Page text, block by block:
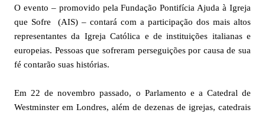
O evento – promovido pela Fundação Pontifícia Ajuda à Igreja
que Sofre (AIS) – contará com a participação dos mais altos
representantes da Igreja Católica e de instituições italianas e
europeias. Pessoas que sofreram perseguições por causa de sua
fé contarão suas histórias.
Em 22 de novembro passado, o Parlamento e a Catedral de
Westminster em Londres, além de dezenas de igrejas, catedrais